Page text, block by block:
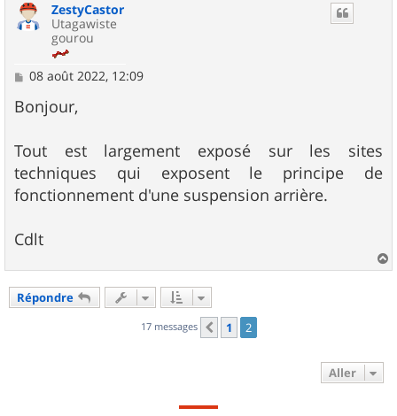
ZestyCastor
Utagawiste
gourou
M
s
s
g
e
08 août 2022, 12:09
Bonjour,
Tout est largement exposé sur les sites
techniques qui exposent le principe de
fonctionnement d'une suspension arrière.
Cdlt
a
Répondre
17 messages Précédent
1 2
Aller